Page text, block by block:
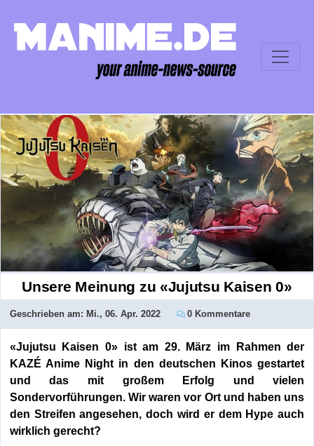
Unsere Meinung zu «Jujutsu Kaisen 0»
Geschrieben am: Mi., 06. Apr. 2022 0 Kommentare
«Jujutsu Kaisen 0» ist am 29. März im Rahmen der
KAZÉ Anime Night in den deutschen Kinos gestartet
und das mit großem Erfolg und vielen
Sondervorführungen. Wir waren vor Ort und haben uns
den Streifen angesehen, doch wird er dem Hype auch
wirklich gerecht?